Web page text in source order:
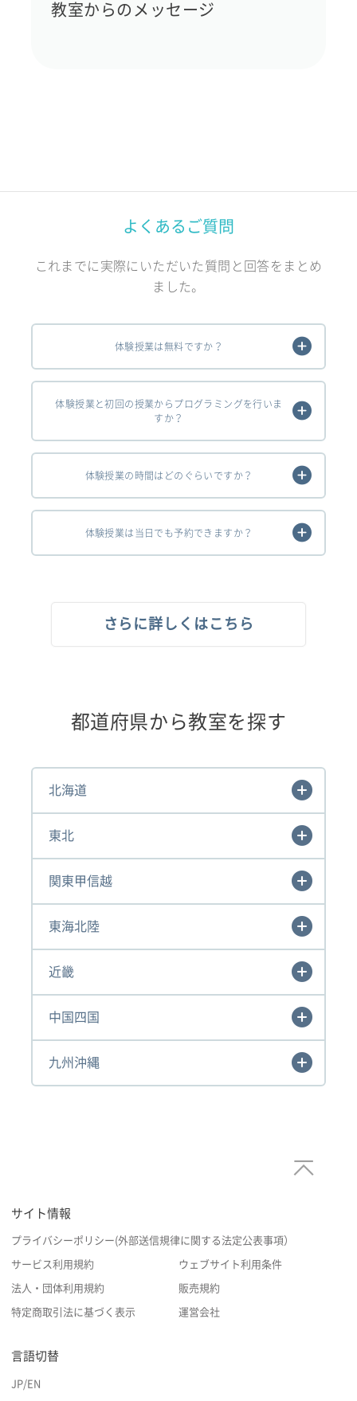
教室からのメッセージ
よくあるご質問
これまでに実際にいただいた質問と回答をまとめ
ました。
体験授業は無料ですか？
体験授業と初回の授業からプログラミングを行いま
すか？
体験授業の時間はどのぐらいですか？
体験授業は当日でも予約できますか？
さらに詳しくはこちら
都道府県から教室を探す
北海道
東北
関東甲信越
東海北陸
近畿
中国四国
九州沖縄
サイト情報
プライバシーポリシー(外部送信規律に関する法定公表事項）
サービス利用規約 ウェブサイト利用条件
法人・団体利用規約 販売規約
特定商取引法に基づく表示 運営会社
言語切替
JP/EN